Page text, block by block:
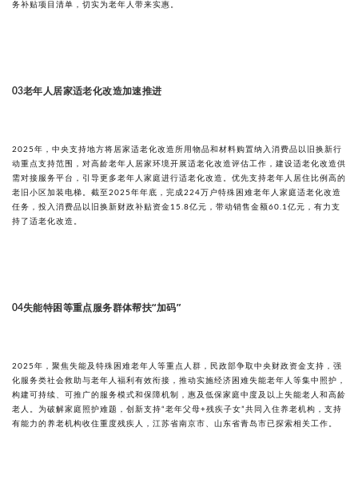
务补贴项目清单，切实为老年人带来实惠。
03老年人居家适老化改造加速推进
2025年，中央支持地方将居家适老化改造所用物品和材料购置纳入消费品以旧换新行
动重点支持范围，对高龄老年人居家环境开展适老化改造评估工作，建设适老化改造供
需对接服务平台，引导更多老年人家庭进行适老化改造。优先支持老年人居住比例高的
老旧小区加装电梯。截至2025年年底，完成224万户特殊困难老年人家庭适老化改造
任务，投入消费品以旧换新财政补贴资金15.8亿元，带动销售金额60.1亿元，有力支
持了适老化改造。
04失能特困等重点服务群体帮扶“加码”
2025年，聚焦失能及特殊困难老年人等重点人群，民政部争取中央财政资金支持，强
化服务类社会救助与老年人福利有效衔接，推动实施经济困难失能老年人等集中照护，
构建可持续、可推广的服务模式和保障机制，惠及低保家庭中度及以上失能老人和高龄
老人。为破解家庭照护难题，创新支持“老年父母+残疾子女”共同入住养老机构，支持
有能力的养老机构收住重度残疾人，江苏省南京市、山东省青岛市已探索相关工作。